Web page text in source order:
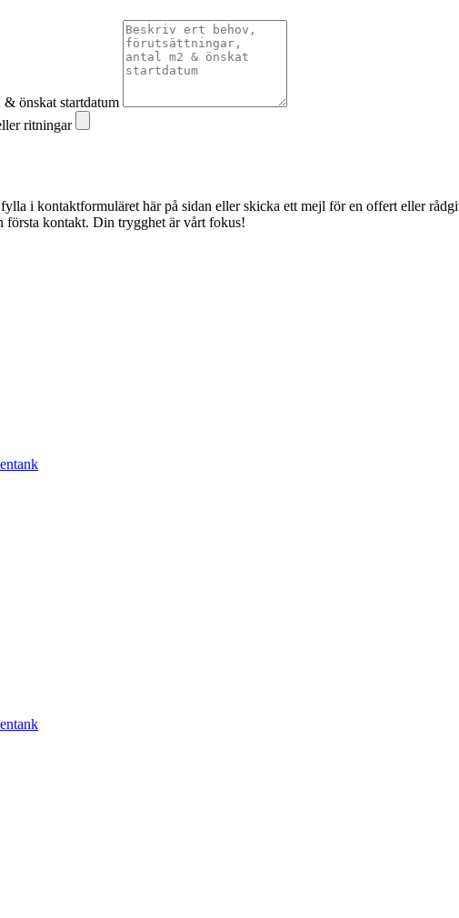
önskat startdatum
ritningar
i kontaktformuläret här på sidan eller skicka ett mejl för en offert eller
första kontakt. Din trygghet är vårt fokus!